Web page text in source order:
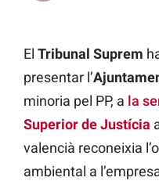
El Tribunal Suprem
presentar l’
minoria pel PP, a la
Superior de Justícia
valencià reconeixia
ambiental a